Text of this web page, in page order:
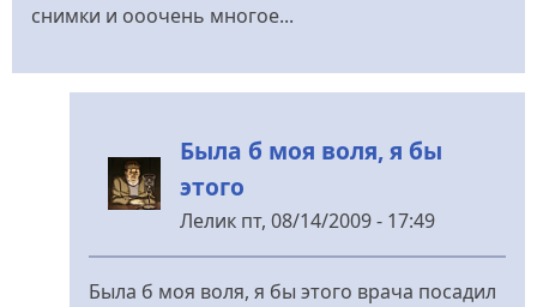
снимки и ооочень многое...
Была б моя воля, я бы
этого
Лелик пт, 08/14/2009 - 17:49
У
Была б моя воля, я бы этого врача посадил